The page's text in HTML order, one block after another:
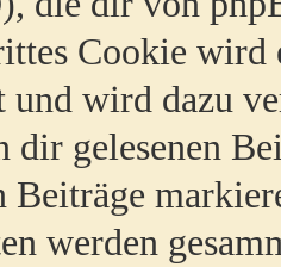
Cookie wird
und wird dazu
dir gelesenen
Beiträge
werden